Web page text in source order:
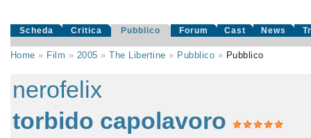
Scheda Critica Pubblico Forum Cast News
Home » Film » 2005 »The Libertine » Pubblico » Pubblico
nerofelix
torbido capolavoro